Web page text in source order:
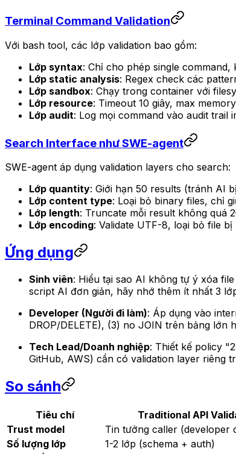
Terminal Command Validation
Với bash tool, các lớp validation bao gồm:
Lớp syntax: Chỉ cho phép single command,
Lớp static analysis: Regex check các
Lớp sandbox: Chạy trong container với
Lớp resource: Timeout 10 giây, max
Lớp audit: Log mọi command vào audit trail
Search Interface như SWE-agent
SWE-agent áp dụng validation layers cho search:
Lớp quantity: Giới hạn 50 results (tránh AI
Lớp content type: Loại bỏ binary files, chỉ
Lớp length: Truncate mỗi result không quá
Lớp encoding: Validate UTF-8, loại bỏ file bị
Ứng dụng
Sinh viên: Hiểu tại sao AI không tự ý xóa
script AI đơn giản, hãy nhớ thêm ít nhất 3
Developer (Người đi làm): Áp dụng vào
DROP/DELETE), (3) no JOIN trên bảng lớn
Tech Lead/Doanh nghiệp: Thiết kế policy
GitHub, AWS) cần có validation layer riêng
So sánh
Tiêu chí Traditional API
Trust model
Tin tưởng caller (developer
Số lượng lớp
1-2 lớp (schema + auth)